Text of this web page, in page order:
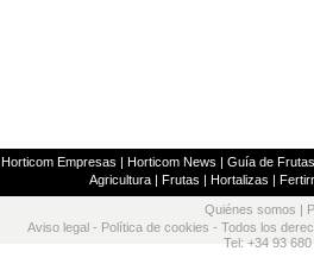
Horticom Empresas | Horticom News | Guía de
Agricultura | Frutas | Hortalizas |
Quiénes somos
Aviso legal - Política de cookies - Todos los
Tel: +34 93